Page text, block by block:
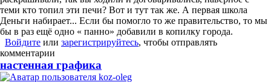
теми кто топил эти печи? Вот и тут так же. А первая школа
Деньги набирает... Если бы помогло то же правительство, то мы
бы в раз ещё одно « панно» добавили в копилку города.
Войдите или зарегистрируйтесь, чтобы отправлять
комментарии
настенная графика